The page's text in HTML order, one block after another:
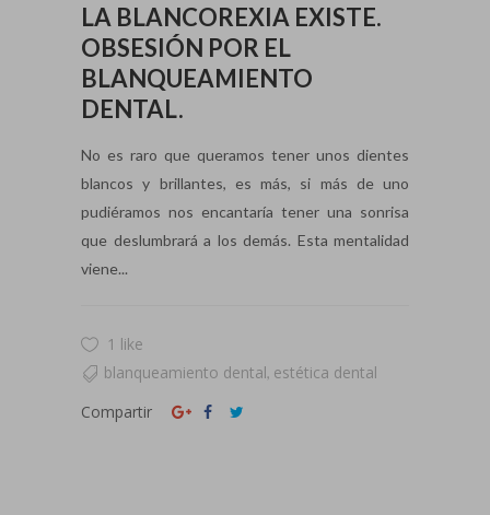
LA BLANCOREXIA EXISTE.
OBSESIÓN POR EL
BLANQUEAMIENTO
DENTAL.
No es raro que queramos tener unos dientes
blancos y brillantes, es más, si más de uno
pudiéramos nos encantaría tener una sonrisa
que deslumbrará a los demás. Esta mentalidad
viene...
1 like
blanqueamiento dental, estética dental
Compartir